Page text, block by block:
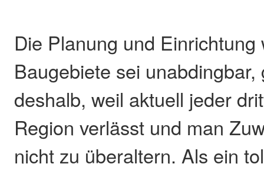
Die Planung und Einrichtung
Baugebiete sei
deshalb, weil aktuell jeder
Region verlässt und man
nicht zu überaltern. Als ein